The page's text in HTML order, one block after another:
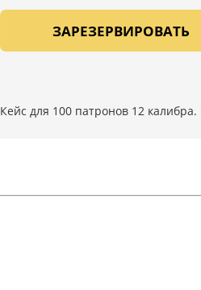
ЗАРЕЗЕРВИРОВАТЬ
Кейс для 100 патронов 12